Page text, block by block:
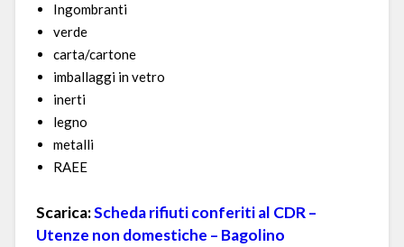
Ingombranti
verde
carta/cartone
imballaggi in vetro
inerti
legno
metalli
RAEE
Scarica:Scheda rifiuti conferiti al CDR –
Utenze non domestiche – Bagolino